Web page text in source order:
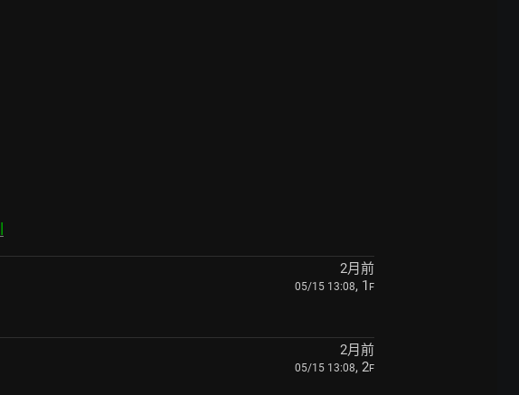
2月前
05/15 13:08, 1 F
2月前
05/15 13:08, 2F